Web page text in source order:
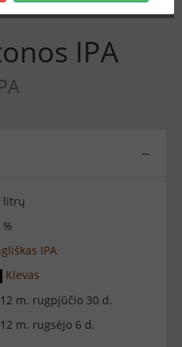
IPA
−
litrų
%
IPA
Klevas
m. rugpjūčio 30 d.
m. rugsėjo 6 d.